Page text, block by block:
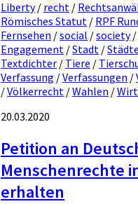
Liberty/ recht /
Römisches Statut / RPF
Fernsehen /social /society/
Engagement /Stadt /Städte
Textdichter / Tiere /
Verfassung /Verfassungen /
/Völkerrecht /Wahlen /
20.03.2020
Petition an
Menschenrechte
erhalten